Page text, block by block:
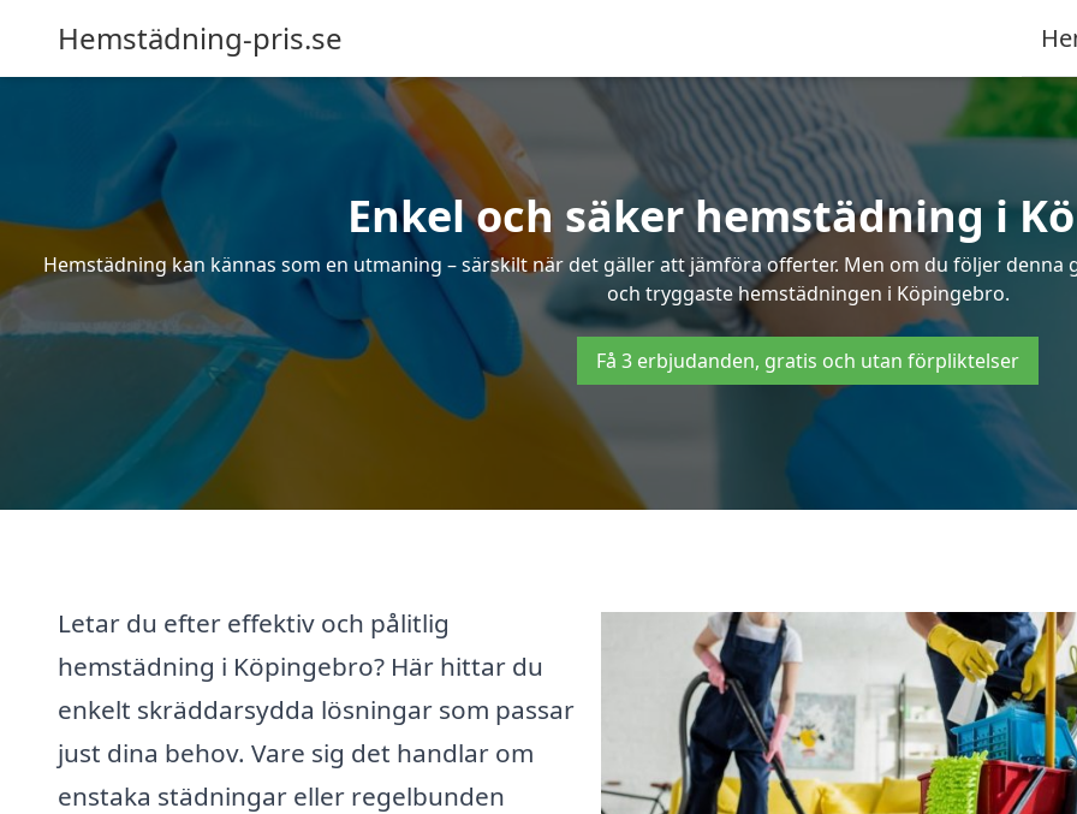
Hemstädning-pris.se
Enkel och säker hemstädning i
Hemstädning kan kännas som en utmaning – särskilt när det gäller att jämföra offerter. Men om du följer
och tryggaste hemstädningen i Köpingebro.
Få 3 erbjudanden, gratis och utan förpliktelser
Letar du efter effektiv och pålitlig
hemstädning i Köpingebro? Här hittar du
enkelt skräddarsydda lösningar som passar
just dina behov. Vare sig det handlar om
enstaka städningar eller regelbunden